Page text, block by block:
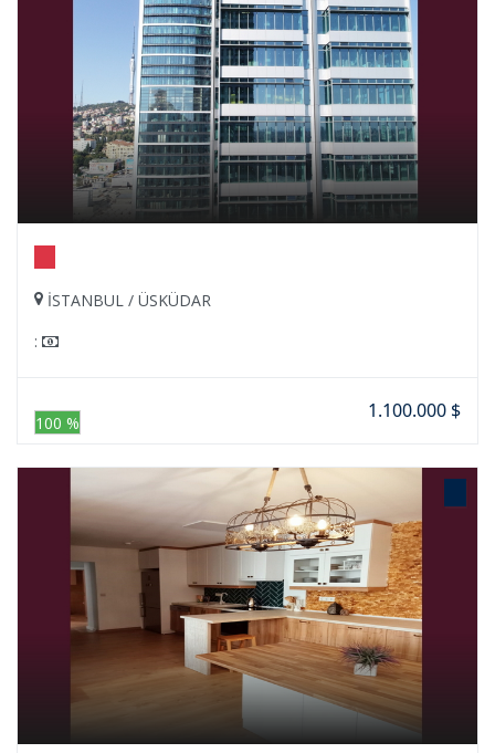
İSTANBUL / ÜSKÜDAR
:
100 %
1.100.000 $